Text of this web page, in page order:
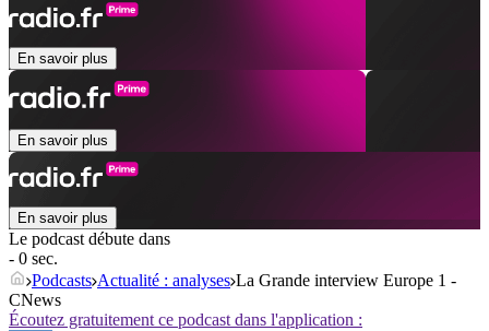
En savoir plus
En savoir plus
En savoir plus
Le podcast débute dans
- 0 sec.
Podcasts Actualité : analyses La Grande interview Europe 1 -
CNews
Écoutez gratuitement ce podcast dans l'application :